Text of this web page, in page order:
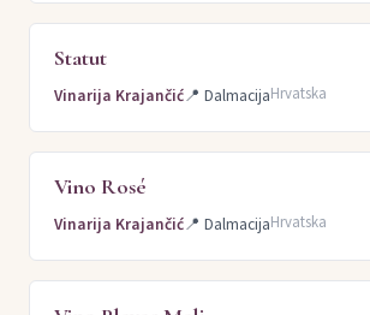
Statut
Vinarija Krajančić📍 DalmacijaHrvatska
Vino Rosé
Vinarija Krajančić📍 DalmacijaHrvatska